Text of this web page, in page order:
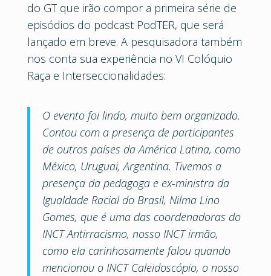
do GT que irão compor a primeira série de
episódios do podcast PodTER, que será
lançado em breve. A pesquisadora também
nos conta sua experiência no VI Colóquio
Raça e Interseccionalidades:
O evento foi lindo, muito bem organizado.
Contou com a presença de participantes
de outros países da América Latina, como
México, Uruguai, Argentina. Tivemos a
presença da pedagoga e ex-ministra da
Igualdade Racial do Brasil, Nilma Lino
Gomes, que é uma das coordenadoras do
INCT Antirracismo, nosso INCT irmão,
como ela carinhosamente falou quando
mencionou o INCT Caleidoscópio, o nosso